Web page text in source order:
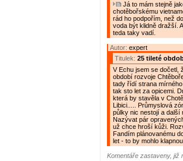
Já to mám stejně
chotěbořskému
rád ho podpořím, než
voda být klidně dražší.
teda taky vadí.
Autor: expert
Titulek: 25 tileté
V Echu jsem se dočetl,
období rozvoje
tady řídí strana
tak sto let za opicemi.
která by stavěla v
Libici..... Průmyslová
půlky nic nestojí a další
Nazývat pár
už chce hroší kůži.
Fandím plánovanému
let - to by mohlo
Komentáře zastaveny, již